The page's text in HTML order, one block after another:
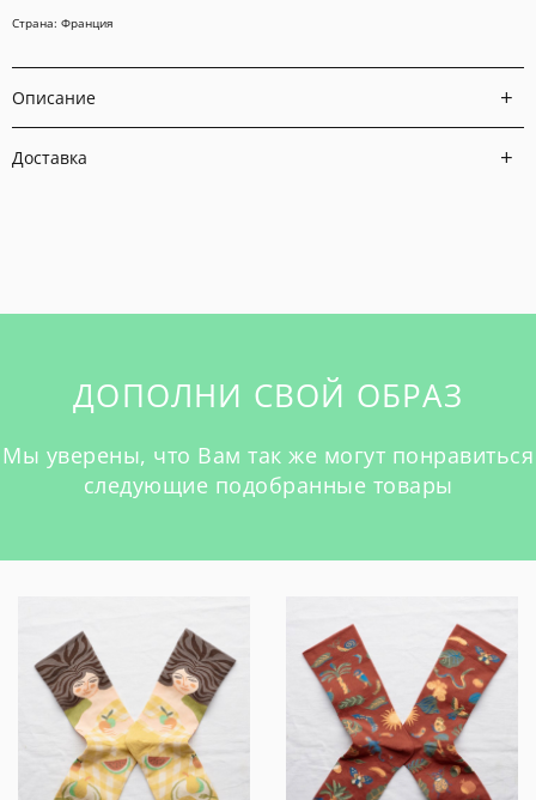
Страна: Франция
Описание
Доставка
ДОПОЛНИ СВОЙ ОБРАЗ
Мы уверены, что Вам так же могут понравиться
следующие подобранные товары